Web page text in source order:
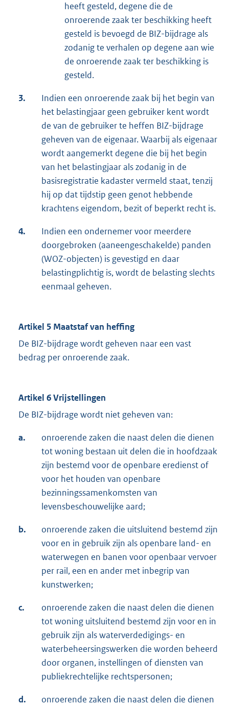
heeft gesteld, degene die de
onroerende zaak ter beschikking heeft
gesteld is bevoegd de BIZ-bijdrage als
zodanig te verhalen op degene aan wie
de onroerende zaak ter beschikking is
gesteld.
3.
Indien een onroerende zaak bij het begin van
het belastingjaar geen gebruiker kent wordt
de van de gebruiker te heffen BIZ-bijdrage
geheven van de eigenaar. Waarbij als eigenaar
wordt aangemerkt degene die bij het begin
van het belastingjaar als zodanig in de
basisregistratie kadaster vermeld staat, tenzij
hij op dat tijdstip geen genot hebbende
krachtens eigendom, bezit of beperkt recht is.
4.
Indien een ondernemer voor meerdere
doorgebroken (aaneengeschakelde) panden
(WOZ-objecten) is gevestigd en daar
belastingplichtig is, wordt de belasting slechts
eenmaal geheven.
Artikel 5 Maatstaf van heffing
De BIZ-bijdrage wordt geheven naar een vast
bedrag per onroerende zaak.
Artikel 6 Vrijstellingen
De BIZ-bijdrage wordt niet geheven van:
a.
onroerende zaken die naast delen die dienen
tot woning bestaan uit delen die in hoofdzaak
zijn bestemd voor de openbare eredienst of
voor het houden van openbare
bezinningssamenkomsten van
levensbeschouwelijke aard;
b.
onroerende zaken die uitsluitend bestemd zijn
voor en in gebruik zijn als openbare land- en
waterwegen en banen voor openbaar vervoer
per rail, een en ander met inbegrip van
kunstwerken;
c.
onroerende zaken die naast delen die dienen
tot woning uitsluitend bestemd zijn voor en in
gebruik zijn als waterverdedigings- en
waterbeheersingswerken die worden beheerd
door organen, instellingen of diensten van
publiekrechtelijke rechtspersonen;
d.
onroerende zaken die naast delen die dienen